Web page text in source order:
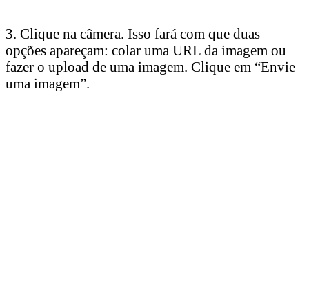
3. Clique na câmera. Isso fará com que duas
opções apareçam: colar uma URL da imagem ou
fazer o upload de uma imagem. Clique em “Envie
uma imagem”.